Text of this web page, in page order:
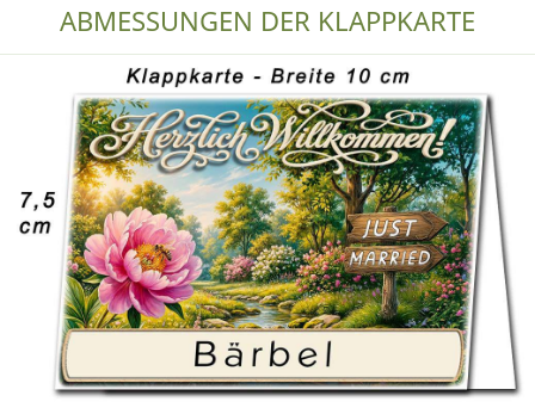
ABMESSUNGEN DER KLAPPKARTE